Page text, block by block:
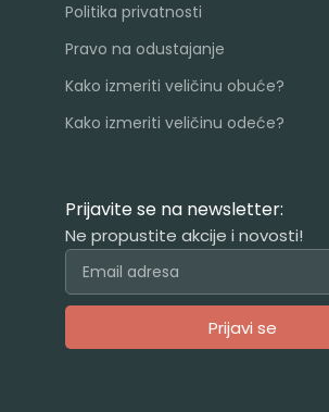
Politika privatnosti
Pravo na odustajanje
Kako izmeriti veličinu obuće?
Kako izmeriti veličinu odeće?
Prijavite se na newsletter:
Ne propustite akcije i novosti!
Prijavi se